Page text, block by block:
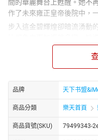
間的華麗舞台上甦醒。她不
作了未來雍正皇帝後院中，
步入這金碧輝煌卻暗流湧動
祿氏，那份似曾相識的惡意
驚訝的是，看似全能、集萬
竟是她遙遠時空的老鄉，兩
在這波詭雲譎的宮廷劇中，
襯李氏的光環，或是成為他
輪悄然轉動，四大爺——即
得超乎所有人的預料。文
智慧與堅韌，一步步走入雍
品牌 天下书盟
商品分類 樂天首頁
商品貨號(SKU) 79499343-